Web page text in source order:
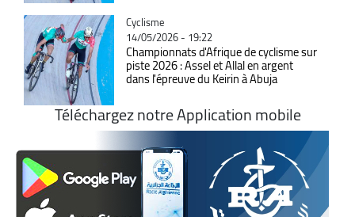
Catégorie
Cyclisme
14/05/2026 - 19:22
Championnats d'Afrique de cyclisme sur
piste 2026 : Assel et Allal en argent
dans l'épreuve du Keirin à Abuja
Téléchargez notre Application mobile